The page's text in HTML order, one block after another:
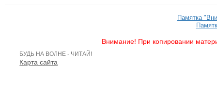
Памятка
Внимание! При копировании
БУДЬ НА ВОЛНЕ - ЧИТАЙ!
Карта сайта